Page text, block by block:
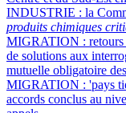
INDUSTRIE : la
produits chimiques
MIGRATION :
de solutions aux
mutuelle obligatoire
MIGRATION : 'pays
accords conclus au